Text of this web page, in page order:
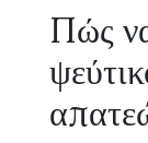
Πώς